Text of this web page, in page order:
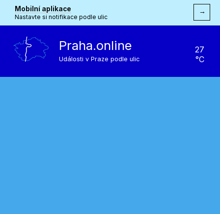
Mobilní aplikace
Nastavte si notifikace podle ulic
→
Praha.online
Události v Praze podle ulic
27
°C